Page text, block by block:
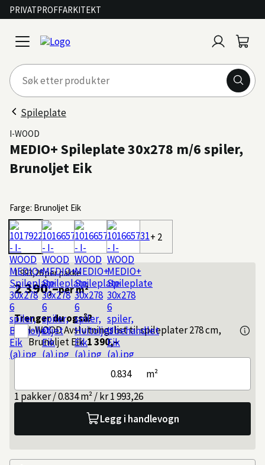
PRIVATPROFFARKITEKT
open
menu
inn
Spileplate
I-WOOD
MEDIO+ Spileplate 30x278 m/6 spiler,
Brunoljet Eik
Farge: Brunoljet Eik
+ 2
1 993,26per pakke
2 390,–per m²
Trenger du også?
I-WOODAvslutningslist til spileplater 278 cm,
Brunoljet Eik 1 390,–
m²
1 pakker / 0.834 m² / kr 1 993,26
Legg i handlevogn